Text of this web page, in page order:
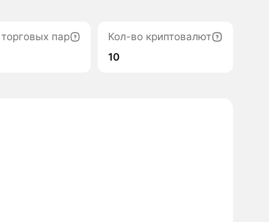
пар
Кол-во криптовалют
10